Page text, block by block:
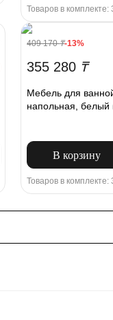
Товаров в комплекте:
409 170₸-13%
355 280 ₸
Мебель для
напольная, белый
В корзину
Товаров в комплекте: